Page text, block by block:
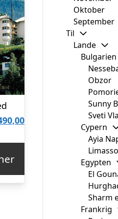
Den
kr. 1.490,00.
Oktober
September
Til
Lande
Bulgarien
Obzor
Sunny
Sveti
Cypern
Ayia
Egypten
El
Sharm
Frankrig